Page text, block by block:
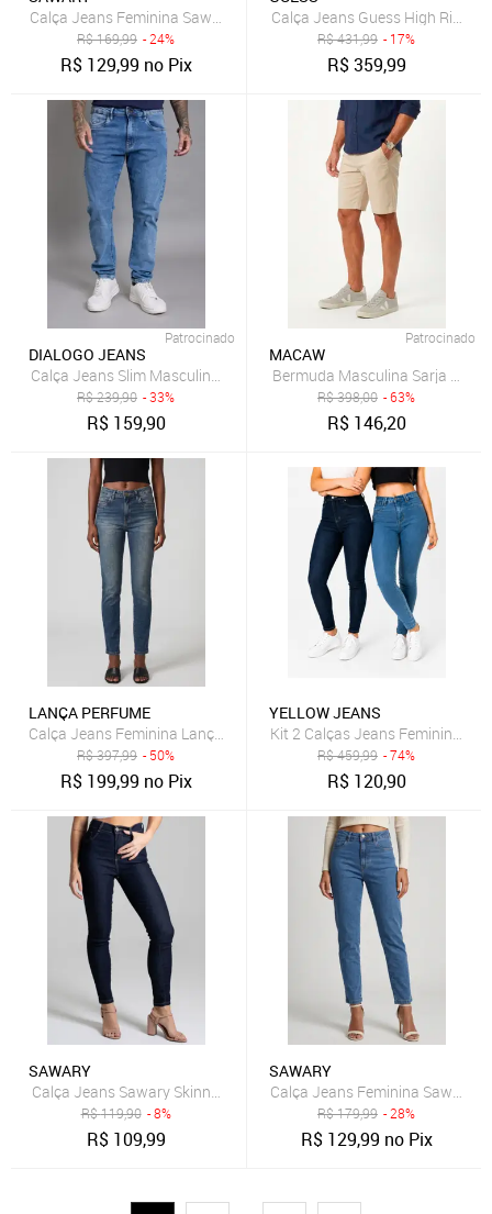
Calça Jeans Feminina Sawary Cigarrete Azul
R$169,99 - 24%
R$ 129,99 no Pix
Calça Jeans Guess High Rise
R$431,99 - 17%
R$359,99
Patrocinado
DIALOGO JEANS
Calça Jeans Slim Masculina Arqueada Marmorizada Vintage na
R$239,90 - 33%
R$ 159,90
Patrocinado
MACAW
R$398,00 - 63%
R$ 146,20
LANÇA PERFUME
Calça Jeans Feminina Lança Perfume Skinny Azul
R$397,99 - 50%
R$ 199,99 no Pix
YELLOW JEANS
Kit 2 Calças Jeans Feminina
R$459,99 - 74%
R$ 120,90
SAWARY
Calça Jeans Sawary Skinny Cigarrete Azul-Marinho
R$119,90 - 8%
R$ 109,99
SAWARY
Calça Jeans Feminina Sawary
R$179,99 - 28%
R$ 129,99 no Pix